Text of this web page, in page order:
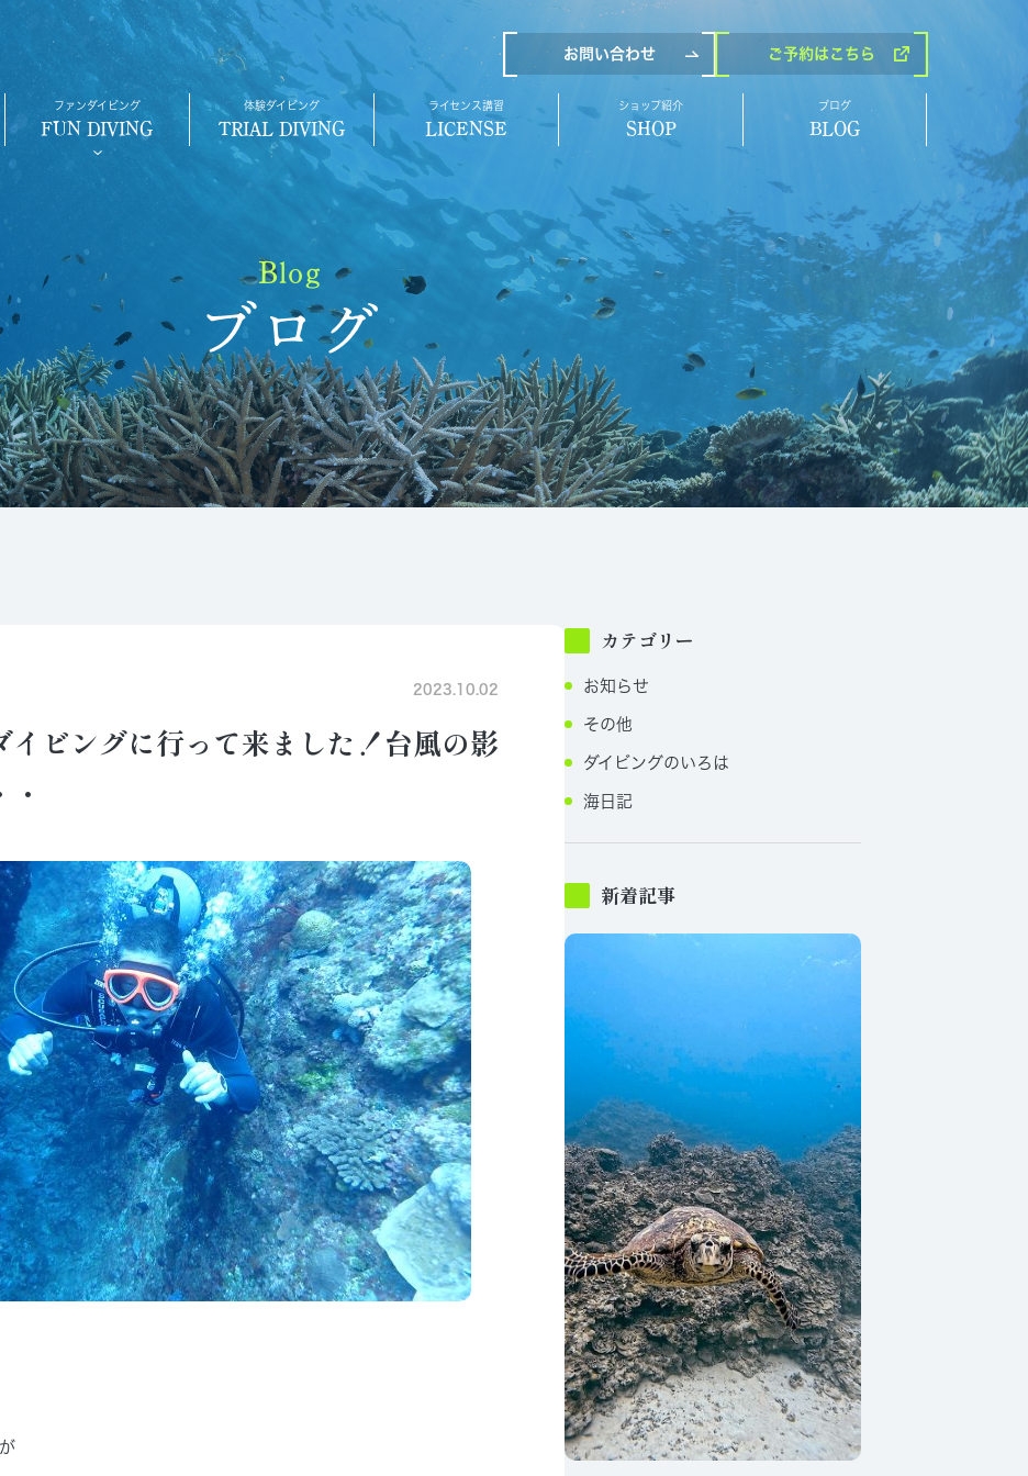
お問い合わせ ご予約はこちら
ファンダイビング
FUN DIVING
体験ダイビング
TRIAL DIVING
ライセンス講習
LICENSE
ショップ紹介
SHOP
ブログ
BLOG
Blog
ブログ
2023.10.02
イビングに行って来ました！台風の影
カテゴリー
お知らせ
その他
ダイビングのいろは
海日記
新着記事